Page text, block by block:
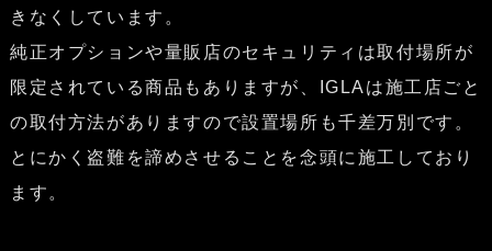
きなくしています。
純正オプションや量販店のセキュリティは取付場所が
限定されている商品もありますが、IGLAは施工店ごと
の取付方法がありますので設置場所も千差万別です。
とにかく盗難を諦めさせることを念頭に施工しており
ます。